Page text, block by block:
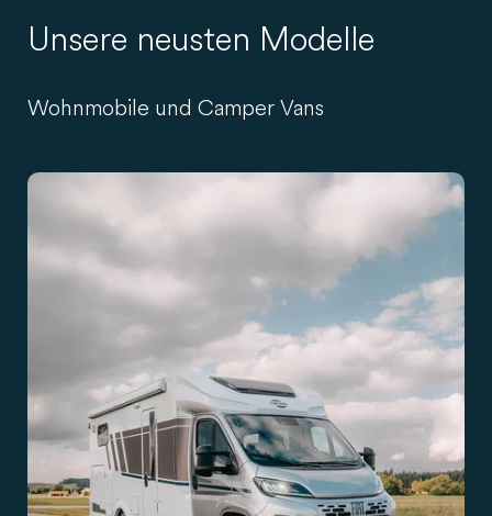
Unsere neusten Modelle
Wohnmobile und Camper Vans